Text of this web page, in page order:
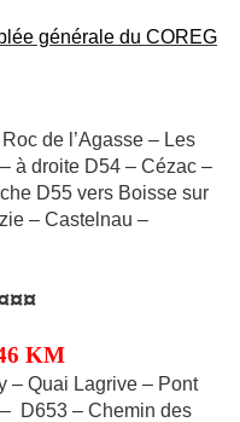
générale du COREG
de l’Agasse – Les
à droite D54 – Cézac –
D55 vers Boisse sur
– Castelnau –
KM
– Quai Lagrive – Pont
D653 – Chemin des